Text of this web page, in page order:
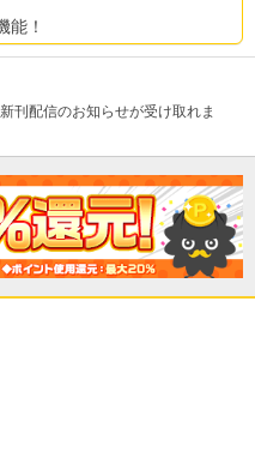
能！
刊配信のお知らせが受け取れま